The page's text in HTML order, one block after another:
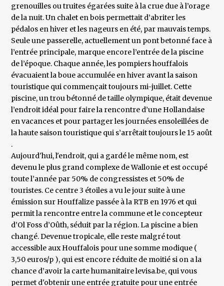
grenouilles ou truites égarées suite à la crue due à l’orage
de la nuit. Un chalet en bois permettait d’abriter les
pédalos en hiver et les nageurs en été, par mauvais temps.
Seule une passerelle, actuellement un pont betonné face à
l’entrée principale, marque encore l’entrée de la piscine
de l’époque. Chaque année, les pompiers houffalois
évacuaient la boue accumulée en hiver avant la saison
touristique qui commençait toujours mi-juillet. Cette
piscine, un trou bétonné de taille olympique, était devenue
l’endroit idéal pour faire la rencontre d’une Hollandaise
en vacances et pour partager les journées ensoleillées de
la haute saison touristique qui s’arrêtait toujours le 15 août
.
Aujourd'hui, l'endroit, qui a gardé le même nom, est
devenu le plus grand complexe de Wallonie et est occupé
toute l’année par 50% de congressistes et 50% de
touristes. Ce centre 3 étoiles a vu le jour suite à une
émission sur Houffalize passée à la RTB en 1976 et qui
permit la rencontre entre la commune et le concepteur
d’Ol Foss d’Oûth, séduit par la région. La piscine a bien
changé. Devenue tropicale, elle reste malgré tout
accessible aux Houffalois pour une somme modique (
3,50 euros/p ), qui est encore réduite de moitié si on a la
chance d’avoir la carte humanitaire levisa.be, qui vous
permet d'obtenir une entrée gratuite pour une entrée